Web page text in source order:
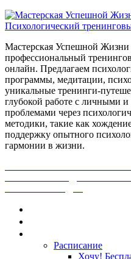
Мастерская Успешной
профессиональный
онлайн. Предлагаем
программы, медитации,
уникальные тренинги-
глубокой работе с личными
проблемами через
методики, такие как
поддержку опытного
гармонии в жизни.
Расписание
Хочу!